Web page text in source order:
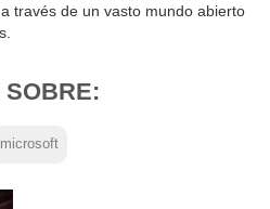
través de un vasto mundo abierto
SOBRE:
microsoft